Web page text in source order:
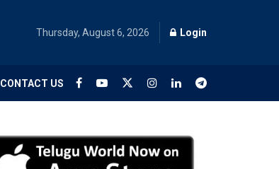
Thursday, August 6, 2026 Login
CONTACT US